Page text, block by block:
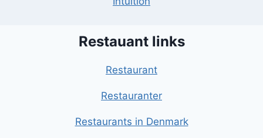
Restauant links
Restaurant
Restauranter
Restaurants in Denmark